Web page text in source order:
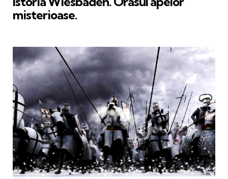
misterioase.